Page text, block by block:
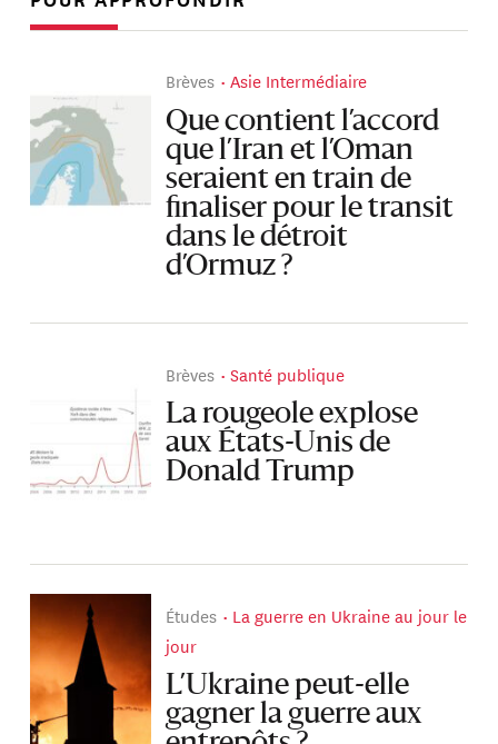
Brèves Asie Intermédiaire
Que contient l’accord
que l’Iran et l’Oman
seraient en train de
finaliser pour le transit
dans le détroit
d’Ormuz ?
Brèves Santé publique
La rougeole explose
aux États-Unis de
Donald Trump
Études
La guerre en Ukraine au jour le
jour
L’Ukraine peut-elle
gagner la guerre aux